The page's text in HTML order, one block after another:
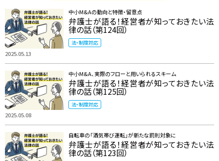
2025.05.13
中小M&Aの動向と特徴・留意点
弁護士が語る！経営者が知っておきたい法
律の話（第124回）
法・制度対応
2025.05.08
中小M&A、実際のフローと用いられるスキーム
弁護士が語る！経営者が知っておきたい法
律の話（第125回）
法・制度対応
自転車の「酒気帯び運転」が新たな罰則対象に
弁護士が語る！経営者が知っておきたい法
律の話（第123回）